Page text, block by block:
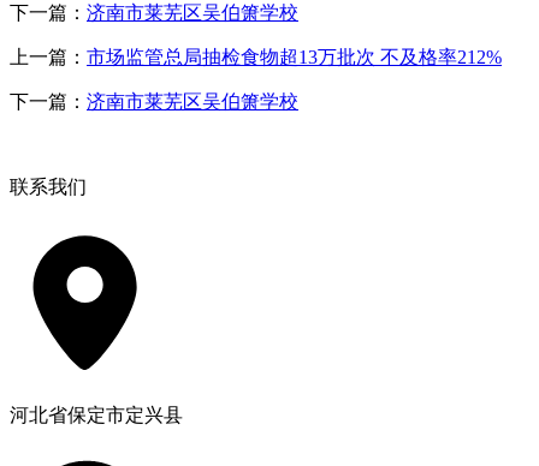
下一篇： 济南市莱芜区吴伯箫学校
上一篇： 市场监管总局抽检食物超13万批次 不及格率212%
下一篇： 济南市莱芜区吴伯箫学校
联系我们
河北省保定市定兴县